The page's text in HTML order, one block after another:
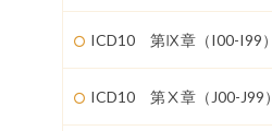
ICD10 第Ⅸ章（I00-I99）
ICD10 第Ⅹ章（J00-J99）